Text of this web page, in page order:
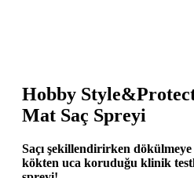
Hobby
Mat Saç Spreyi
Saçı şekillendirirken dökülmeye
kökten uca koruduğu klinik